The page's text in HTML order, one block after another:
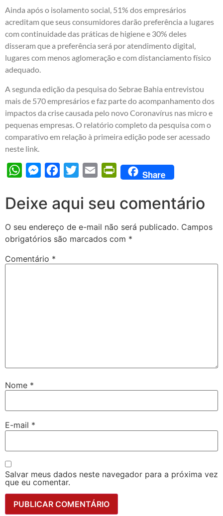
Ainda após o isolamento social, 51% dos empresários
acreditam que seus consumidores darão preferência a lugares
com continuidade das práticas de higiene e 30% deles
disseram que a preferência será por atendimento digital,
lugares com menos aglomeração e com distanciamento físico
adequado.
A segunda edição da pesquisa do Sebrae Bahia entrevistou
mais de 570 empresários e faz parte do acompanhamento dos
impactos da crise causada pelo novo Coronavírus nas micro e
pequenas empresas. O relatório completo da pesquisa com o
comparativo em relação à primeira edição pode ser acessado
neste link.
WhatsAppMessengerFacebook
Twitter Email PrintFriendly
Share
Deixe aqui seu comentário
O seu endereço de e-mail não será publicado. Campos
obrigatórios são marcados com *
Comentário *
Nome *
E-mail *
Salvar meus dados neste navegador para a próxima vez
que eu comentar.